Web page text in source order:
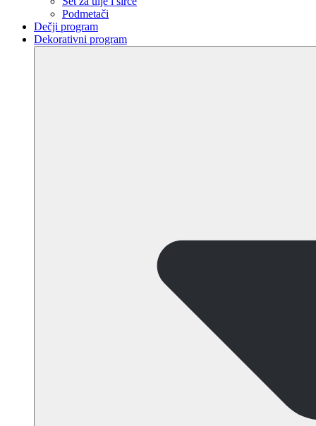
Podmetači
Dečji program
Dekorativni program